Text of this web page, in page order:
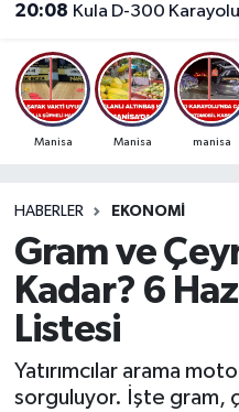
20:08 Kula D-300 Karayolu'nda Can
Manisa Manisa manisa
HABERLER EKONOMI
Gram ve
Kadar? 6
Listesi
Yatırımcılar arama
sorguluyor. İşte gram,
Genel
Güncel
Kültür-Sanat
Manisa Haber
Manisaspor
Sağlık
Manisa Trafik
Süper Lig Puan
Son Dakika Haberleri
Haber Arşivi